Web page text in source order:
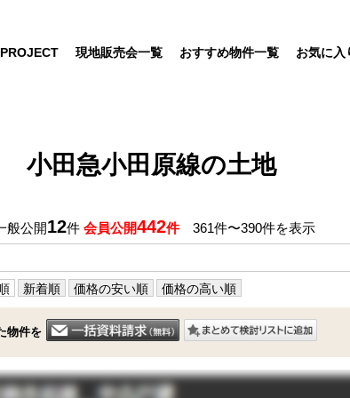
現地販売会一覧 おすすめ物件一覧 お気に入
小田急小田原線の土地
般公開12件 会員公開442件361件〜390件を表示
新着順 価格の安い順 価格の高い順
物件を